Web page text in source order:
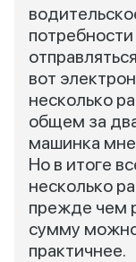
вот
несколько
общем за
машинка мне
Но в итоге
несколько
прежде чем
сумму
практичнее.